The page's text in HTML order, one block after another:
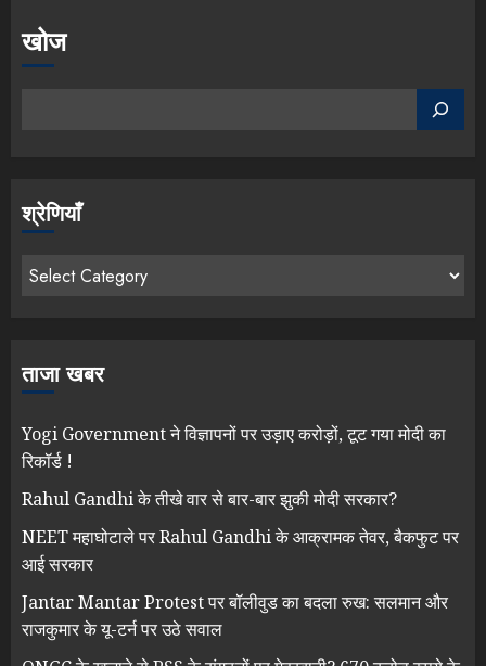
खोज
श्रेणियाँ
ताजा खबर
Yogi Government ने विज्ञापनों पर उड़ाए करोड़ों, टूट गया मोदी का
रिकॉर्ड !
Rahul Gandhi के तीखे वार से बार-बार झुकी मोदी सरकार?
NEET महाघोटाले पर Rahul Gandhi के आक्रामक तेवर, बैकफुट पर
आई सरकार
Jantar Mantar Protest पर बॉलीवुड का बदला रुख: सलमान और
राजकुमार के यू-टर्न पर उठे सवाल